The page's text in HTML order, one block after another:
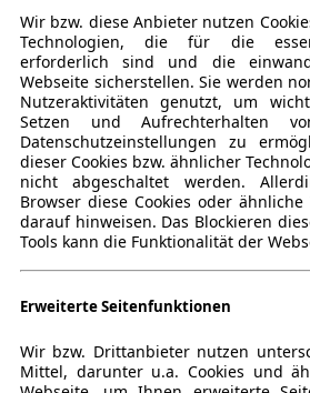
Wir bzw. diese Anbieter nutzen
Technologien, die für die
erforderlich sind und die
Webseite sicherstellen. Sie werden
Nutzeraktivitäten genutzt, um
Setzen und Aufrechterhalten
Datenschutzeinstellungen zu
dieser Cookies bzw. ähnlicher
nicht abgeschaltet werden.
Browser diese Cookies oder
darauf hinweisen. Das Blockieren
Tools kann die Funktionalität der
Erweiterte Seitenfunktionen
Wir bzw. Drittanbieter nutzen
Mittel, darunter u.a. Cookies und